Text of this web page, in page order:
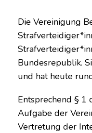
Die Vereinigung
Bundesrepublik.
und hat heute
Entsprechend § 1
Aufgabe der
Vertretung der